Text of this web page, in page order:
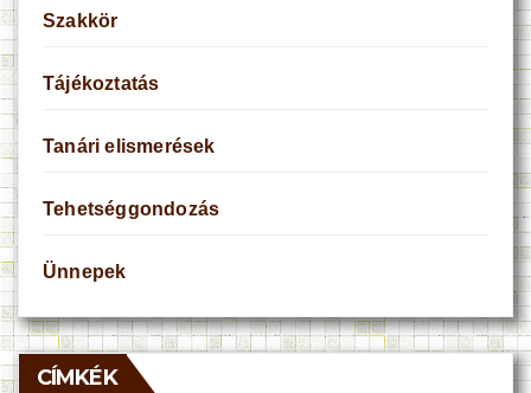
Szakkör
Tájékoztatás
Tanári elismerések
Tehetséggondozás
Ünnepek
CÍMKÉK